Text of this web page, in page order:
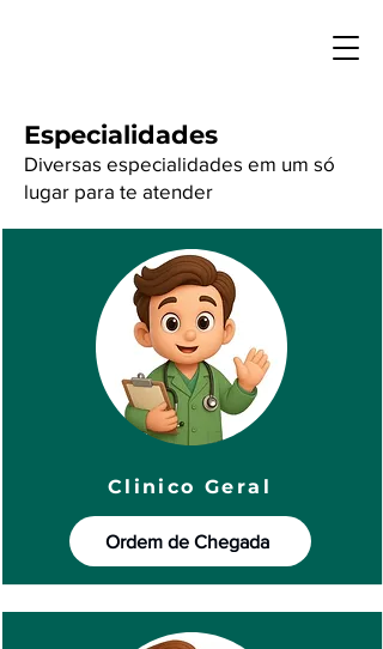
Especialidades
Diversas especialidades em um só
lugar para te atender
Clinico Geral
Ordem de Chegada